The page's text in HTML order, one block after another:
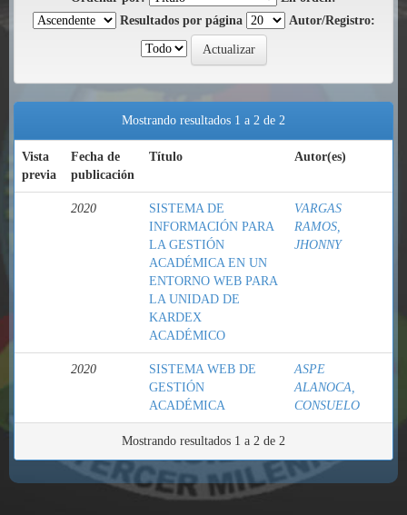
Resultados por página
Autor/Registro:
Mostrando resultados 1 a 2 de 2
Vista
previa
Fecha de
publicación
Título Autor(es)
2020
SISTEMA DE
INFORMACIÓN PARA
LA GESTIÓN
ACADÉMICA EN UN
ENTORNO WEB PARA
LA UNIDAD DE
KARDEX
ACADÉMICO
VARGAS
RAMOS,
JHONNY
2020
SISTEMA WEB DE
GESTIÓN
ACADÉMICA
ASPE
ALANOCA,
CONSUELO
Mostrando resultados 1 a 2 de 2